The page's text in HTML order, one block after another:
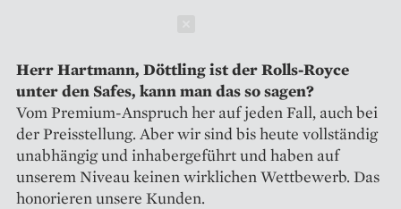
Herr Hartmann, Döttling ist der Rolls-Royce
unter den Safes, kann man das so sagen?
Vom Premium-Anspruch her auf jeden Fall, auch bei
der Preisstellung. Aber wir sind bis heute vollständig
unabhängig und inhabergeführt und haben auf
unserem Niveau keinen wirklichen Wettbewerb. Das
honorieren unsere Kunden.